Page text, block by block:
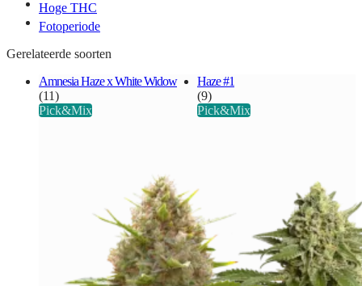
Hoge THC
Fotoperiode
Gerelateerde soorten
Amnesia Haze x White Widow
(11)
Pick&Mix
Haze #1
(9)
Pick&Mix